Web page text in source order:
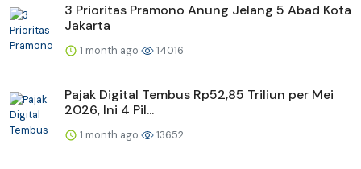
3 Prioritas Pramono Anung Jelang 5 Abad Kota
Jakarta
1 month ago 14016
Pajak Digital Tembus Rp52,85 Triliun per Mei
2026, Ini 4 Pil...
1 month ago 13652